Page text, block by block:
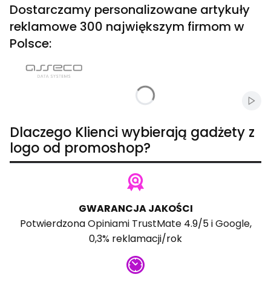
Dostarczamy personalizowane artykuły
reklamowe 300 największym firmom w
Polsce:
Dlaczego Klienci wybierają gadżety z
logo od promoshop?
GWARANCJA JAKOŚCI
PotwierdzonaOpiniami TrustMate4.9/5 iGoogle,
0,3% reklamacji/rok